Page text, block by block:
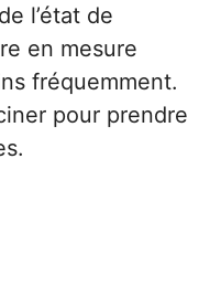
l’état de
en mesure
fréquemment.
pour prendre